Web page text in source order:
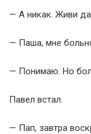
— А никак. Живи
— Паша, мне
— Понимаю. Но
Павел встал.
— Пап, завтра